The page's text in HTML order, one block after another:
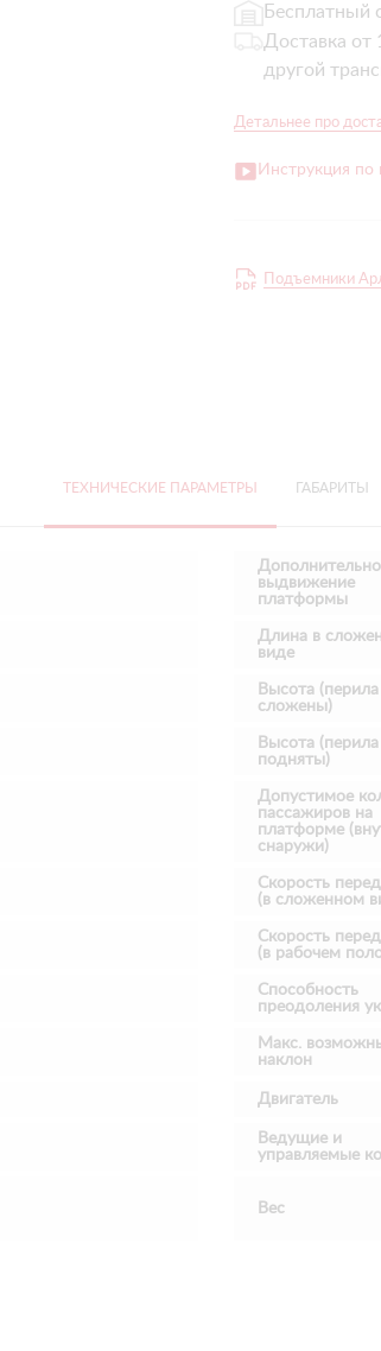
Бесплатный
Доставка от
другой
Детальнее про
Инструкция по
Подъемники
ТЕХНИЧЕСКИЕ ПАРАМЕТРЫ ГАБАРИТЫ
выдвижение
платформы
Длина в
виде
Высота (перила
сложены)
Высота (перила
подняты)
Допустимое
пассажиров на
платформе
снаружи)
Скорость
(в сложенном
Скорость
(в рабочем
Способность
преодоления
Макс.
наклон
Двигатель
Ведущие и
управляемые
Вес